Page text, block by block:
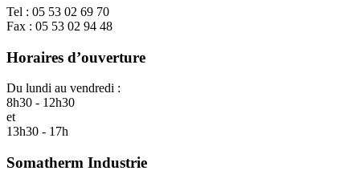
Tel : 05 53 02 69 70
Fax : 05 53 02 94 48
Horaires d’ouverture
Du lundi au vendredi :
8h30 - 12h30
et
13h30 - 17h
Somatherm Industrie